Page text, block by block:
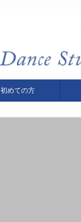
初めての方